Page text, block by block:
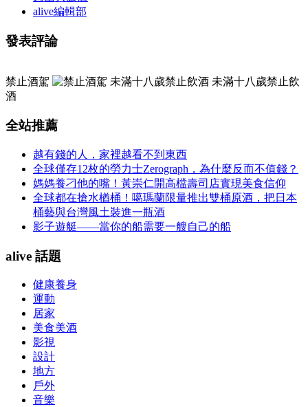
alive編輯部
發表評論
禁止酒駕
未滿十八歲禁止飲
酒
全站推薦
越有錢的人，家裡越看不到東西
全球僅存12枚的勞力士Zerograph，為什麼反而不值錢？
媽媽養刁他的嘴！黃崇仁開高檔壽司店實現美食信仰
全球都在搶水楢桶！噶瑪蘭限量推出雙桶原酒，把日本
桶藝與台灣風土裝進一瓶酒
影子遊艇——當你的船需要一艘自己的船
alive 話題
健康養身
運動
居家
美食美酒
影視
設計
地方
戶外
音樂